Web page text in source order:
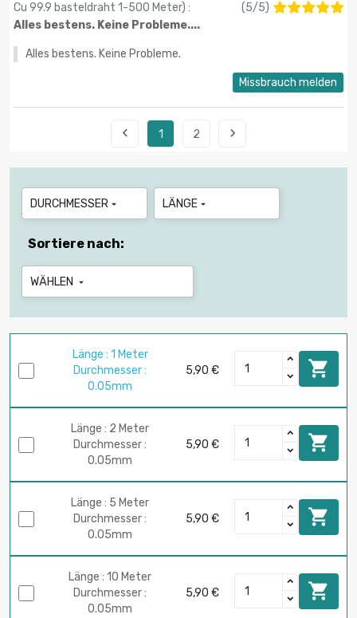
Cu 99.9 basteldraht 1-500 Meter) : (5/5)
Alles bestens. Keine Probleme....
Alles bestens. Keine Probleme.
Missbrauch melden
 1 2 
DURCHMESSER  LÄNGE 
Sortiere nach:
WÄHLEN 
Länge : 1 Meter
Durchmesser :
0.05mm
5,90 € 
Länge : 2 Meter
Durchmesser :
0.05mm
5,90 € 
Länge : 5 Meter
Durchmesser :
0.05mm
5,90 € 
Länge : 10 Meter
Durchmesser :
0.05mm
5,90 € 